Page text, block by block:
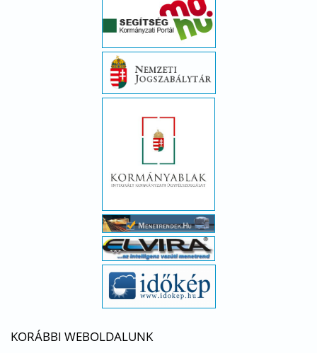
KORÁBBI WEBOLDALUNK